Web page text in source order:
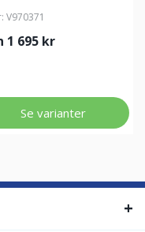
V970371
1 695 kr
Se varianter